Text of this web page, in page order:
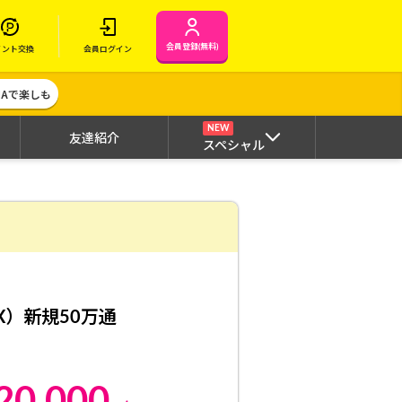
ント交換 会員ログイン 会員登録(無料)
で楽しも
友達紹介
NEW
スペシャル
）新規50万通